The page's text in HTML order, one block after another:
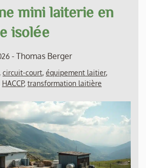
mini laiterie en
isolée
- Thomas Berger
, circuit-court, équipement laitier,
HACCP, transformation laitière